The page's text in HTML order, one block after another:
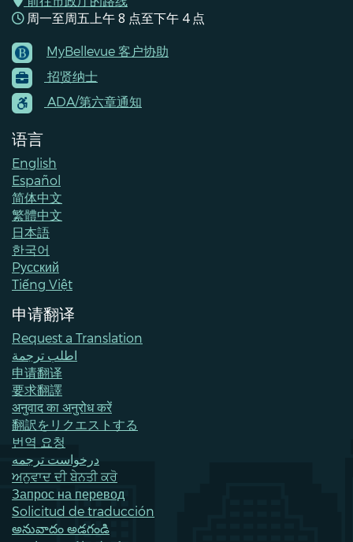
周一至周五上午 8 点至下午 4 点
Footer
Menu
Contacts
MyBellevue 客户协助
招贤纳士
ADA/第六章通知
语言
English
Español
简体中文
繁體中文
日本語
한국어
Pусский
Tiếng Việt
申请翻译
Request a Translation
اطلب ترجمة
申请翻译
要求翻譯
अनुवाद का अनुरोध करें
翻訳をリクエストする
번역 요청
درخواست ترجمه
ਅਨੁਵਾਦ ਦੀ ਬੇਨਤੀ ਕਰੋ
Запрос на перевод
Solicitud de traducción
అనువాదం అడగండి